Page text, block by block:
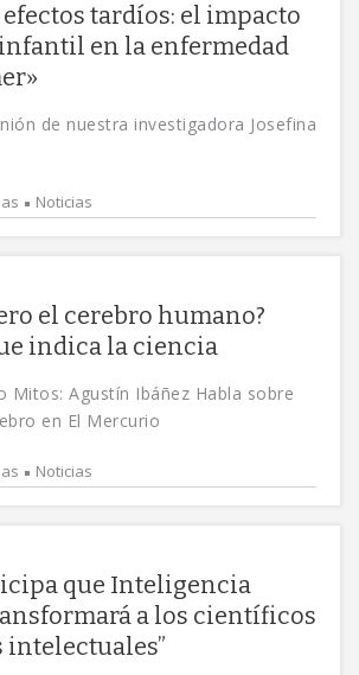
tardíos: el impacto
en la enfermedad
de nuestra investigadora Josefina
Noticias
el cerebro humano?
indica la ciencia
Mitos: Agustín Ibáñez Habla sobre
en El Mercurio
Noticias
que Inteligencia
a los científicos
intelectuales”